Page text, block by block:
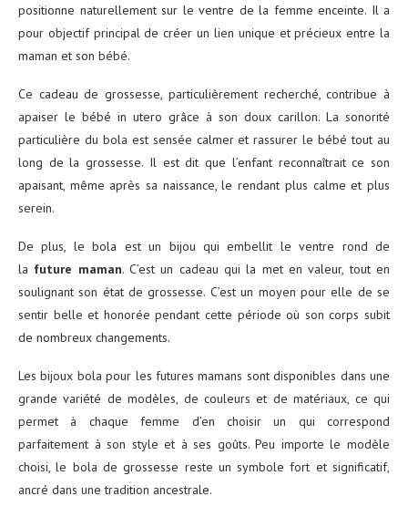
positionne naturellement sur le ventre de la femme enceinte. Il a
pour objectif principal de créer un lien unique et précieux entre la
maman et son bébé.
Ce cadeau de grossesse, particulièrement recherché, contribue à
apaiser le bébé in utero grâce à son doux carillon. La sonorité
particulière du bola est sensée calmer et rassurer le bébé tout au
long de la grossesse. Il est dit que l’enfant reconnaîtrait ce son
apaisant, même après sa naissance, le rendant plus calme et plus
serein.
De plus, le bola est un bijou qui embellit le ventre rond de
la future maman. C’est un cadeau qui la met en valeur, tout en
soulignant son état de grossesse. C’est un moyen pour elle de se
sentir belle et honorée pendant cette période où son corps subit
de nombreux changements.
Les bijoux bola pour les futures mamans sont disponibles dans une
grande variété de modèles, de couleurs et de matériaux, ce qui
permet à chaque femme d’en choisir un qui correspond
parfaitement à son style et à ses goûts. Peu importe le modèle
choisi, le bola de grossesse reste un symbole fort et significatif,
ancré dans une tradition ancestrale.